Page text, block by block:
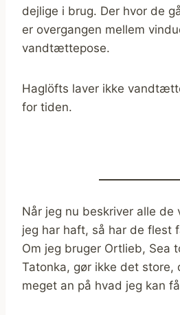
dejlige i brug. Der hvor de
er overgangen mellem
vandtættepose.
Haglöfts laver ikke
for tiden.
Når jeg nu beskriver alle
jeg har haft, så har de flest
Om jeg bruger Ortlieb, Sea
Tatonka, gør ikke det store,
meget an på hvad jeg kan